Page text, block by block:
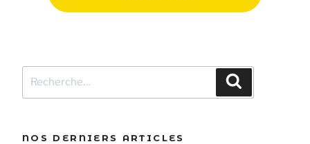
NOS DERNIERS ARTICLES